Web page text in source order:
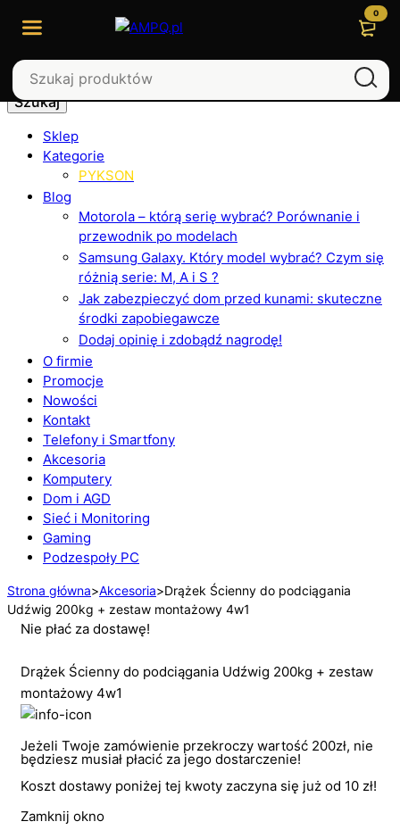
Szukaj
Sklep
Kategorie
PYKSON
Blog
Motorola – którą serię wybrać? Porównanie i
przewodnik po modelach
Samsung Galaxy. Który model wybrać? Czym się
różnią serie: M, A i S ?
Jak zabezpieczyć dom przed kunami: skuteczne
środki zapobiegawcze
Dodaj opinię i zdobądź nagrodę!
O firmie
Promocje
Nowości
Kontakt
Telefony i Smartfony
Akcesoria
Komputery
Dom i AGD
Sieć i Monitoring
Gaming
Podzespoły PC
0
Strona główna>Akcesoria>Drążek Ścienny do podciągania
Udźwig 200kg + zestaw montażowy 4w1
Nie płać za dostawę!
Drążek Ścienny do podciągania Udźwig 200kg + zestaw
montażowy 4w1
Jeżeli Twoje zamówienie przekroczy wartość 200zł, nie
będziesz musiał płacić za jego dostarczenie!
Koszt dostawy poniżej tej kwoty zaczyna się już od 10 zł!
Zamknij okno